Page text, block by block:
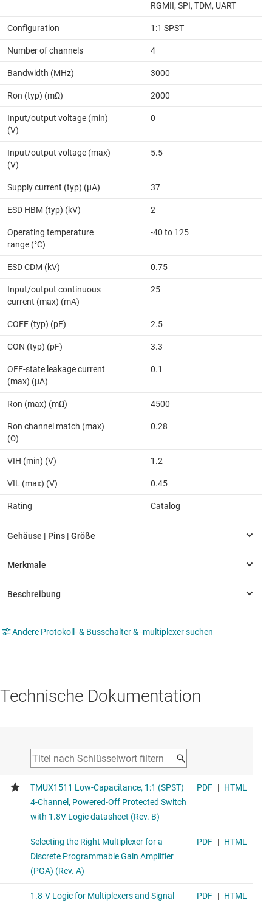
RGMII, SPI, TDM, UART
Configuration 1:1 SPST
Number of channels 4
Bandwidth (MHz) 3000
Ron (typ) (mΩ) 2000
Input/output voltage (min)
(V)
0
Input/output voltage (max)
(V)
5.5
Supply current (typ) (µA) 37
ESD HBM (typ) (kV) 2
Operating temperature
range (°C)
-40 to 125
ESD CDM (kV) 0.75
Input/output continuous
current (max) (mA)
25
COFF (typ) (pF) 2.5
CON (typ) (pF) 3.3
OFF-state leakage current
(max) (µA)
0.1
Ron (max) (mΩ) 4500
Ron channel match (max)
(Ω)
0.28
VIH (min) (V) 1.2
VIL (max) (V) 0.45
Rating Catalog
Andere Protokoll- & Busschalter & -multiplexer suchen
Technische Dokumentation